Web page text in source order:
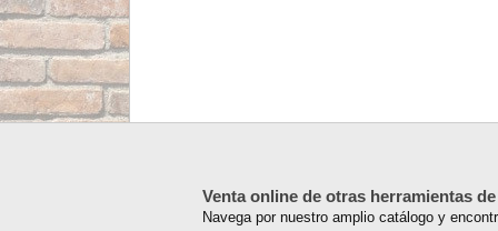
Venta online de otras herramientas
Navega por nuestro amplio catálogo y